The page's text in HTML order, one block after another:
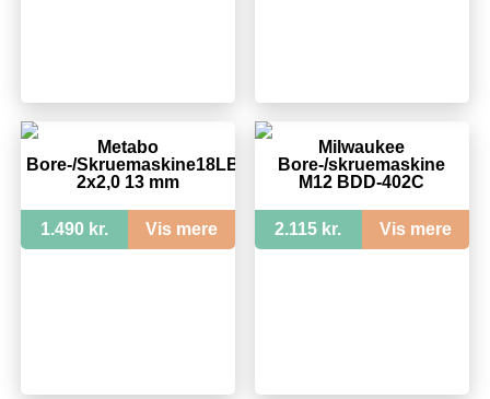
Metabo
Bore-/Skruemaskine18LBL
2x2,0 13 mm
1.490 kr. Vis mere
Milwaukee
Bore-/skruemaskine
M12 BDD-402C
2.115 kr. Vis mere